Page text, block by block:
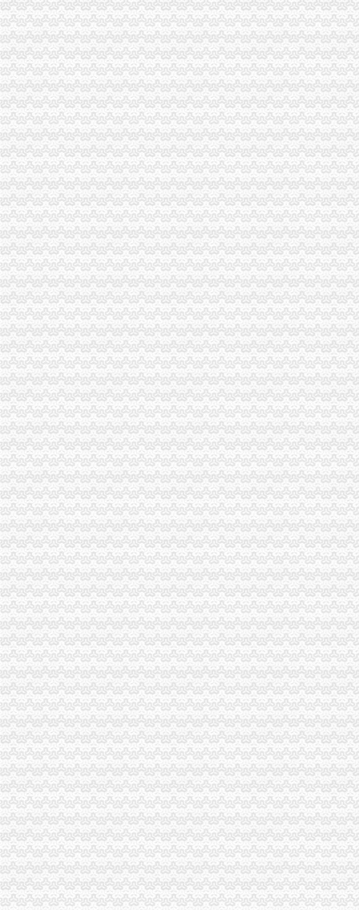
重庆报关员职业资格培训_报关员职业资格培训重庆报关员_
重庆：营业执照“多证合一”企业注册登记更加便利化_新闻_大
重庆：加工贸易企业发展迎来新契机-行业新闻-香港瑞丰会计事务所
企业简介,重庆安捷国际运输代理有限公司,重庆安捷国际运输代理有
海关新政便利4900多家企业-新闻频道-和讯网
营造良好环境,重庆商事制度改革坚持“多证合一”_
学习借鉴深入推进重庆海关两个风险防范_找网（）
重庆：营业执照“多证合一”企业注册登记更加便利化_国内新闻_大
成都海关-搜百科
重庆海关涪陵办事处工程建设指挥部乘客电梯采购招标公告-中国
2014中华共和国海关AA类企业年鉴（精）-作者：海关总署稽查司-
海关总署关于发布《中华共和国海关关于长江沿线进出口转关运输
海关总署：跨境贸易进口试点难获大突破_印版_中国行业研究网
重庆：“多证合一”企业注册登记更加便利化
上海港美国力试验机设备丨进口备案清关中检手续丨报关代理【今日
中国西部具投资潜力的城市
重庆报关员职业资格培训-重庆培训课程
重庆：营业执照“多证合一”企业注册登记更加便利化-中国科学网
回眸商事制度改革三年间：“多证合一”让企业少“跑路”
海关为重庆经济增长开启“混合动力”_数字报_中国商务新闻网www.
代办海关备案、重庆外经委备案-久久信息网
进口设备外贸代理服务项目招标公告_中国招标网_重庆市招标
100天里,重庆自贸区带来哪些变化_凤凰资讯
代理报关的变更,2010年报关员,报关备考,辅导笔记,2010年报关
重庆锦海捷亚中渝国际物流有限公司联系方式_信用报告_工商信息-启
昆明海关下放报关企业注册登记许可审批权限企业办理注册提速（
海关总署关于发布《中华共和-海关总署律规-邦网
重庆速海国际货运代理有限公司_物流企业_青岛物流网
重庆市关于印发重庆市2017年深化简政放权放管结合优化服
重庆安捷国际运输代理有限公司联系方式_信用报告_工商信息-启信宝
1、企业完成工商注册登记、税务登记后,先应在海关备案科进行海
新办外资企业设立流程图.doc
《中华共和国海关AA类企业年鉴：2014》,83（海关
重庆：营业执照“多证合一”企业注册登记更加便利化_新闻_新闻
重庆自贸区营商环境持续向好企业注册时间缩减至3天-经典重庆新闻中
重庆：营业执照“多证合一”企业注册登记更加便利化_新闻_大
重庆：营业执照“多证合一”企业注册登记更加便利化_国内新闻_大
海关总署加急文件：跨境贸易进口试点难获大突破-全球纺织网资讯中心
中国内陆家保税港海关开关一周年监管货值过百亿美元-税务频道-和
海关一年推23项自贸区新制度上海地区造4个复制推广示范区-搜狐滚
重庆速海国际货运代理有限公司_物流企业_青岛物流网
海关总署关于跨境贸易电子商务服务试点网购保税进口模式有关问题的
2016年重庆报关员报考条件报名条件是什么-报名在线
重庆：营业执照“多证合一”企业注册登记更加便利化_热点新闻_青
公司办理外贸业务流程
重庆市关于对外商投资企业实行『一站式』服务的通知-规